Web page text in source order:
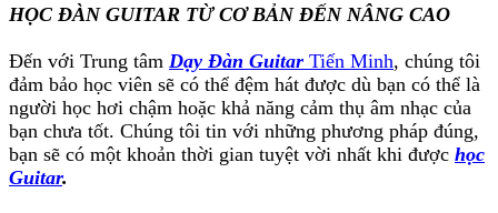
HỌC ĐÀN GUITAR TỪ CƠ BẢN ĐẾN NÂNG CAO
Đến với Trung tâm Dạy Đàn Guitar Tiến Minh, chúng tôi
đảm bảo học viên sẽ có thể đệm hát được dù bạn có thể là
người học hơi chậm hoặc khả năng cảm thụ âm nhạc của
bạn chưa tốt. Chúng tôi tin với những phương pháp đúng,
bạn sẽ có một khoản thời gian tuyệt vời nhất khi được học
Guitar.